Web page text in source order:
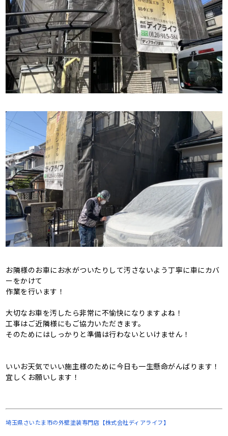
お隣様のお車にお水がついたりして汚さないよう丁寧に車にカバ
ーをかけて
作業を行います！
大切なお車を汚したら非常に不愉快になりますよね！
工事はご近隣様にもご協力いただきます。
そのためにはしっかりと準備は行わないといけません！
いいお天気でいい施主様のために今日も一生懸命がんばります！
宜しくお願いします！
埼玉県さいたま市の外壁塗装専門店【株式会社ディアライフ】